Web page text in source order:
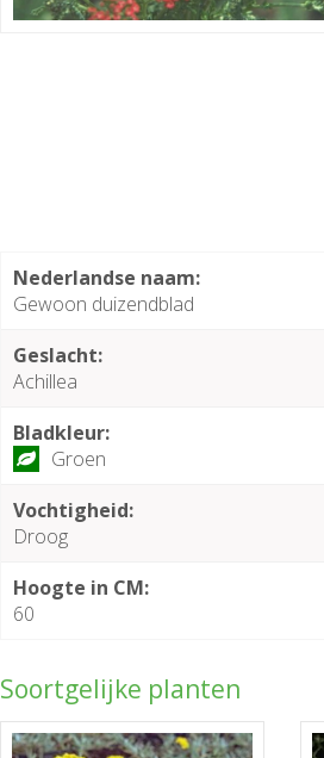
Nederlandse naam:
Gewoon duizendblad
Geslacht:
Achillea
Bladkleur:
Groen
Vochtigheid:
Droog
Hoogte in CM:
60
Soortgelijke planten